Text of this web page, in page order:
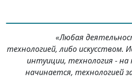
«Любая
технологией, либо искусством.
интуиции, технология - на
начинается, технологией